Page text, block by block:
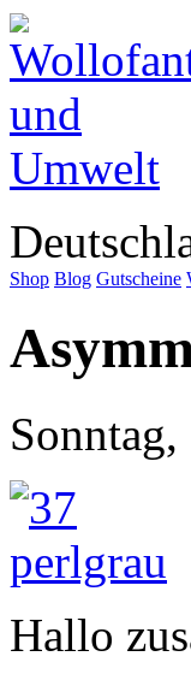
Shop Blog Gutscheine
Hallo